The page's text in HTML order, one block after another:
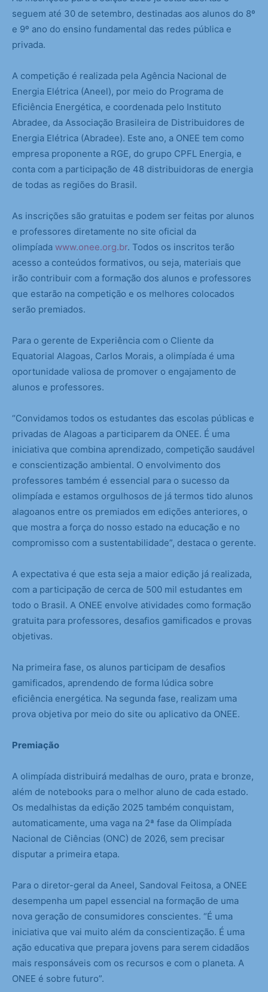
seguem até 30 de setembro, destinadas aos alunos do 8º
e 9º ano do ensino fundamental das redes pública e
privada.
A competição é realizada pela Agência Nacional de
Energia Elétrica (Aneel), por meio do Programa de
Eficiência Energética, e coordenada pelo Instituto
Abradee, da Associação Brasileira de Distribuidores de
Energia Elétrica (Abradee). Este ano, a ONEE tem como
empresa proponente a RGE, do grupo CPFL Energia, e
conta com a participação de 48 distribuidoras de energia
de todas as regiões do Brasil.
As inscrições são gratuitas e podem ser feitas por alunos
e professores diretamente no site oficial da
olimpíada www.onee.org.br. Todos os inscritos terão
acesso a conteúdos formativos, ou seja, materiais que
irão contribuir com a formação dos alunos e professores
que estarão na competição e os melhores colocados
serão premiados.
Para o gerente de Experiência com o Cliente da
Equatorial Alagoas, Carlos Morais, a olimpíada é uma
oportunidade valiosa de promover o engajamento de
alunos e professores.
“Convidamos todos os estudantes das escolas públicas e
privadas de Alagoas a participarem da ONEE. É uma
iniciativa que combina aprendizado, competição saudável
e conscientização ambiental. O envolvimento dos
professores também é essencial para o sucesso da
olimpíada e estamos orgulhosos de já termos tido alunos
alagoanos entre os premiados em edições anteriores, o
que mostra a força do nosso estado na educação e no
compromisso com a sustentabilidade”, destaca o gerente.
A expectativa é que esta seja a maior edição já realizada,
com a participação de cerca de 500 mil estudantes em
todo o Brasil. A ONEE envolve atividades como formação
gratuita para professores, desafios gamificados e provas
objetivas.
Na primeira fase, os alunos participam de desafios
gamificados, aprendendo de forma lúdica sobre
eficiência energética. Na segunda fase, realizam uma
prova objetiva por meio do site ou aplicativo da ONEE.
Premiação
A olimpíada distribuirá medalhas de ouro, prata e bronze,
além de notebooks para o melhor aluno de cada estado.
Os medalhistas da edição 2025 também conquistam,
automaticamente, uma vaga na 2ª fase da Olimpíada
Nacional de Ciências (ONC) de 2026, sem precisar
disputar a primeira etapa.
Para o diretor-geral da Aneel, Sandoval Feitosa, a ONEE
desempenha um papel essencial na formação de uma
nova geração de consumidores conscientes. “É uma
iniciativa que vai muito além da conscientização. É uma
ação educativa que prepara jovens para serem cidadãos
mais responsáveis com os recursos e com o planeta. A
ONEE é sobre futuro”.